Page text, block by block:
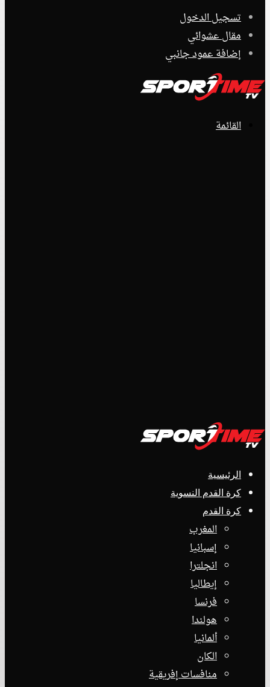
تسجيل الدخول
مقال عشوائي
إضافة عمود جانبي
القائمة
الرئيسية
كرة القدم النسوية
كرة القدم
المغرب
إسبانيا
انجلترا
إيطاليا
فرنسا
هولندا
ألمانيا
الكان
منافسات إفريقية